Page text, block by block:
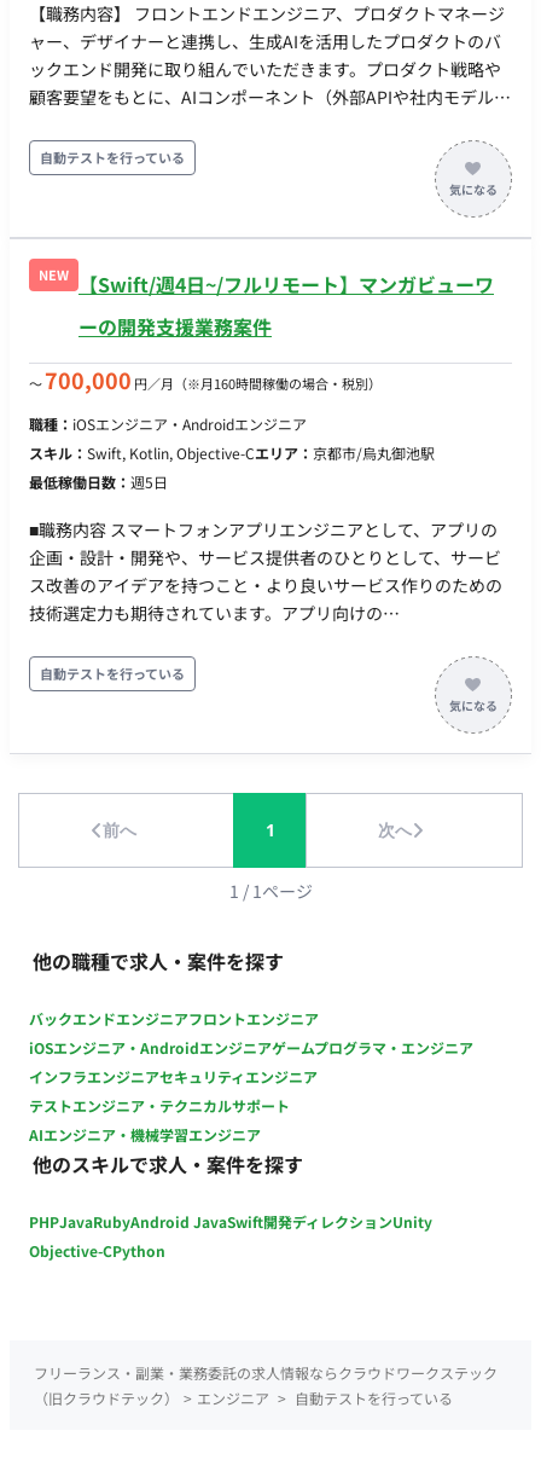
【職務内容】 フロントエンドエンジニア、プロダクトマネージ
ャー、デザイナーと連携し、生成AIを活用したプロダクトのバ
ックエンド開発に取り組んでいただきます。プロダクト戦略や
顧客要望をもとに、AIコンポーネント（外部APIや社内モデル）
件定義、API設計、データベース設計、およびバックエンド実装
を行います。 既にAIモデルの構築や検証を専任で行うエンジニ
アは在籍しているため、彼らと連携しながら「処理時間の長い
AIのレスポンスをどう非同期で処理するか」「エラー時のフォ
ールバックをどうするか」といった、AI特有のバックエンド課
題を解決していただきます。 デイリースタンドアップなどのミ
ーティングはチーム合同で実施しており、プロダクトやシステ
て価値提供に取り組んでいただきます。ご本人のスキルと希望
（Google Cloud / Azure）や、他メンバーのメンタリングとい
った業務に取り組むことも可能です。 【応募資格（必須）】 ・
生成AI（外部API等）を組み込んだWebアプリケーションにおけ
ーマンス最適化（非同期処理・レスポンス改善等）、および運
用・改善の一連の経験 ・生成AI、音声処理、自然言語処理領域
における各社の最新APIやマネージドサービスの情報を日常的に
収集・技術検証し、システム要件に合わせて最適な技術を選
定・バックエンドに実装することで顧客の課題解決を推進した
経験
自動テストを行っている
NEW
【Swift/週4日~/フルリモート】マンガビューワ
ーの開発支援業務案件
〜700,000 円／月 （※月160時間稼働の場合・税別）
職種： iOSエンジニア・Androidエンジニア
スキル： Swift, Kotlin, Objective-Cエリア： 京都市/烏丸御池駅
最低稼働日数： 週5日
■職務内容 スマートフォンアプリエンジニアとして、アプリの
企画・設計・開発や、サービス提供者のひとりとして、サービ
ス改善のアイデアを持つこと・より良いサービス作りのための
技術選定力も期待されています。アプリ向けの
スや互換性について合意を取りながら開発を進めています。 ■
主な内容 アプリ開発全般：アプリの企画・設計・開発業務（新
規アプリおよび運営中の既存アプリなど） 技術の調査・導入：
ユーザー体験向上のためのモダン技術の調査・導入 データ分析
の環境整備とテストケースの拡充 業務効率化： 開発環境改善の
ための各種自動化 継続的改善： コード品質やアーキテクチャの
継続的改善 チームの取り組み： 開発チームとしての知見共有や
Swift（iOS）、Kotlin（Android） アーキテクチャ： MVVM、
Clean Architectureなど UIフレームワーク：
Compose/Jetpack（Android） データベース：
CoreData（iOS）、Room（Android）、Realm 非同期処理：
Swift Concurrency/Combine（iOS）、Kotlin
Coroutines（Android） API： GraphQL（Apollo
Client）/REST CI/CD： CircleCI、GitHub Actions、fastlane、
Dangerなど その他ツール・ライブラリ：
ktlint/Spotless/Dagger Hiltなど（Android） 外部サービス：
Firebase、Figma、Miro、Asanaなど ソースコード管理：
自動テストを行っている
前へ 1 次へ
1 / 1ページ
他の職種で求人・案件を探す
バックエンドエンジニアフロントエンジニア
iOSエンジニア・Androidエンジニアゲームプログラマ・エンジニア
インフラエンジニアセキュリティエンジニア
テストエンジニア・テクニカルサポート
AIエンジニア・機械学習エンジニア
他のスキルで求人・案件を探す
PHPJavaRubyAndroid JavaSwift開発ディレクションUnity
Objective-CPython
フリーランス・副業・業務委託の求人情報ならクラウドワークステック
（旧クラウドテック）
> エンジニア > 自動テストを行っている